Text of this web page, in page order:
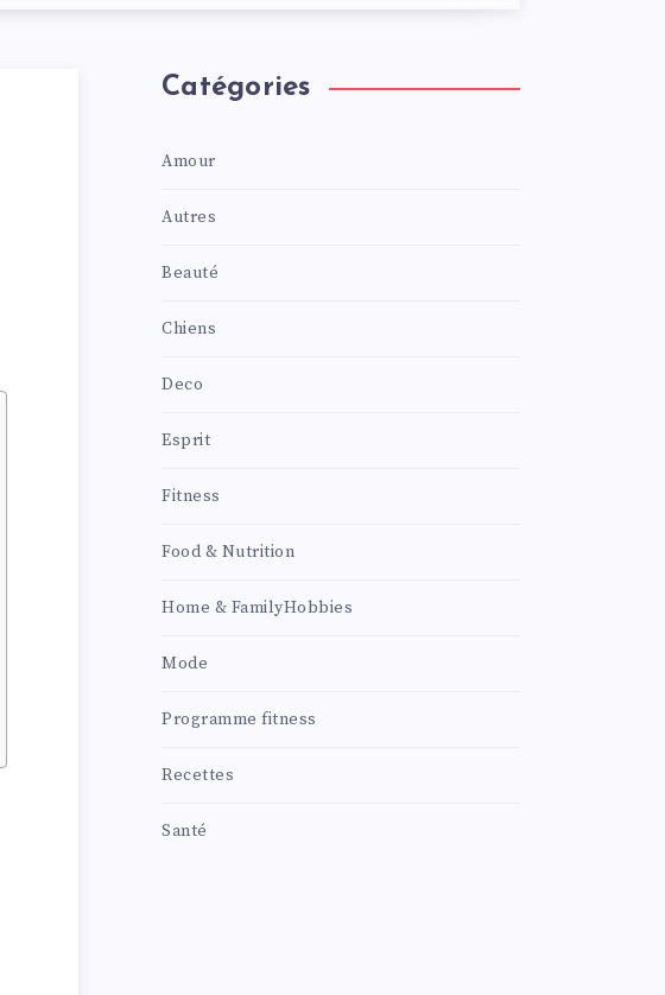
Catégories
Amour
Autres
Beauté
Chiens
Deco
Esprit
Fitness
Food & Nutrition
Home & FamilyHobbies
Mode
Programme fitness
Recettes
Santé